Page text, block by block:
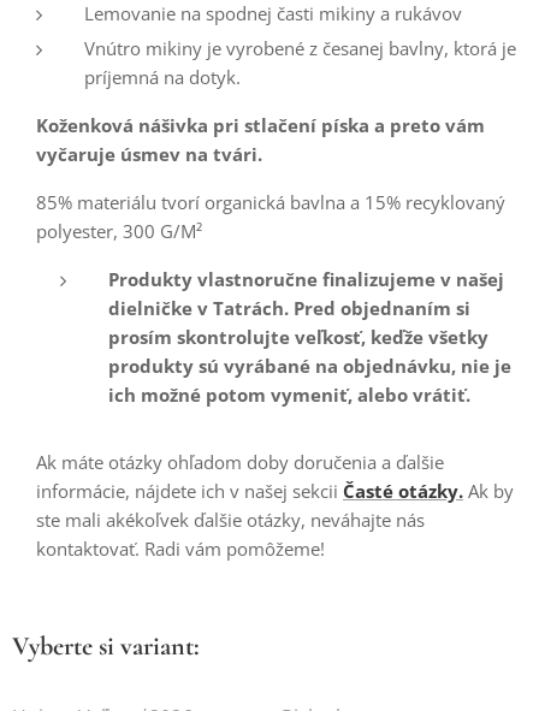
Lemovanie na spodnej časti mikiny a rukávov
Vnútro mikiny je vyrobené z česanej bavlny, ktorá je
príjemná na dotyk.
Koženková nášivka pri stlačení píska a preto vám
vyčaruje úsmev na tvári.
85% materiálu tvorí organická bavlna a 15% recyklovaný
polyester, 300 G/M²
Produkty vlastnoručne finalizujeme v našej
dielničke v Tatrách. Pred objednaním si
prosím skontrolujte veľkosť, keďže všetky
produkty sú vyrábané na objednávku, nie je
ich možné potom vymeniť, alebo vrátiť.
Ak máte otázky ohľadom doby doručenia a ďalšie
informácie, nájdete ich v našej sekcii Časté otázky. Ak by
ste mali akékoľvek ďalšie otázky, neváhajte nás
kontaktovať. Radi vám pomôžeme!
Vyberte si variant: